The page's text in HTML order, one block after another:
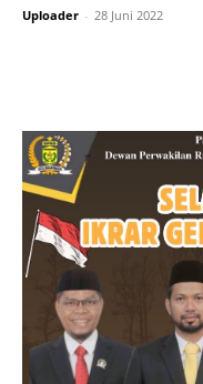
Uploader - 28 Juni 2022